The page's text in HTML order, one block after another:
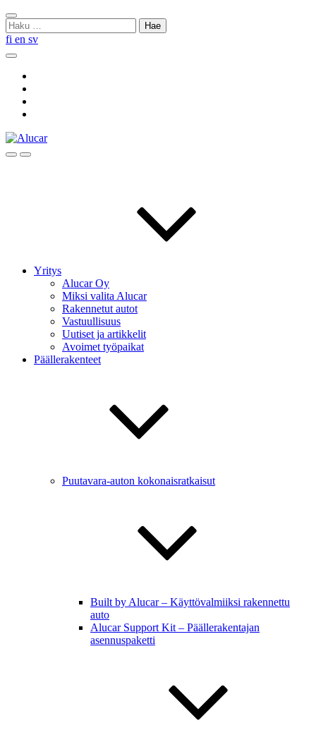
Skip
to
content
Sulje
haku
Haku:
fi en sv
Hae
HaeMenu
Yritys
Alucar Oy
Miksi valita Alucar
Rakennetut autot
Vastuullisuus
Uutiset ja artikkelit
Avoimet työpaikat
Päällerakenteet
Puutavara-auton kokonaisratkaisut
Built by Alucar – Käyttövalmiiksi rakennettu
auto
Alucar Support Kit – Päällerakentajan
asennuspaketti